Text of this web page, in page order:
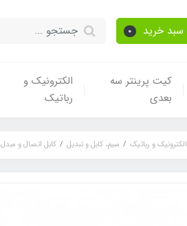
سبد خرید 0
کیت پرینتر سه
بعدی
الکترونیک و
رباتیک
الکترونیک و رباتیک سیم، کابل و تبدیل کابل اتصال و مبدل